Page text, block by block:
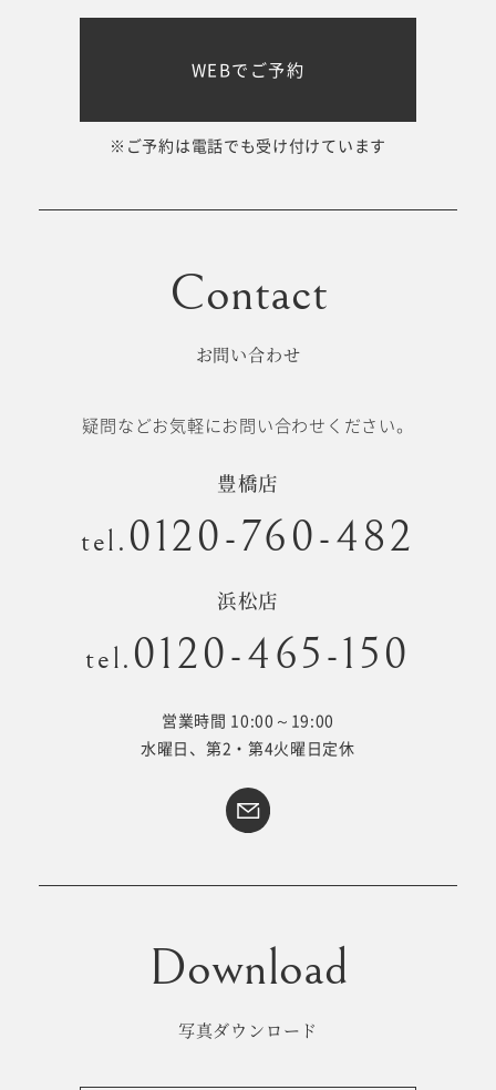
WEBでご予約
※ご予約は電話でも受け付けています
お問い合わせ
疑問などお気軽にお問い合わせください。
豊橋店
tel. 0120-760-482
浜松店
tel. 0120-465-150
営業時間 10:00～19:00
水曜日、第2・第4火曜日定休
写真ダウンロード